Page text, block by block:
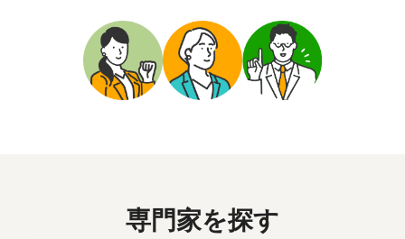
依頼に至った経緯
ホームページや評価コメントにより安心して依頼出来る事
務所であると感じた。
この口コミの事務所詳細をみる
専門家を探す